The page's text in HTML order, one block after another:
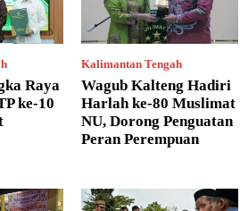
Raya
ke-10
Kalimantan Tengah
Wagub Kalteng Hadiri
Harlah ke-80 Muslimat
NU, Dorong Penguatan
Peran Perempuan